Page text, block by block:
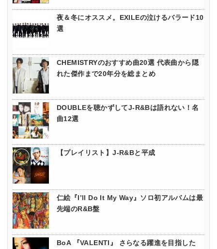
夜＆冬にオススメ。EXILEの泣けるバラード10
選
CHEMISTRYのおすすめ曲20選 代表曲から隠
れた傑作まで20年分を総まとめ
DOUBLEを聴かずしてJ-R&Bは語れない！名
曲12選
【プレイリスト】J-R&Bと平成
仁絵『I’ll Do It My Way』ソロ初アルバムは最
先端のR&B盤
BoA 『VALENTI』 さらなる躍進を目指した